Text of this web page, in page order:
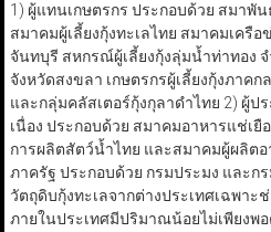
1) ผู้แทนเกษตรกร ประกอบด้วย สมาพัน
สมาคมผู้เลี้ยงกุ้งทะเลไทย สมาคมเครือ
จันทบุรี สหกรณ์ผู้เลี้ยงกุ้งลุ่มน้ำท่าทอง จ
จังหวัดสงขลา เกษตรกรผู้เลี้ยงกุ้งภาค
และกลุ่มคลัสเตอร์กุ้งกุลาดำไทย 2) ผู้ป
เนื่อง ประกอบด้วย สมาคมอาหารแช่เ
การผลิตสัตว์น้ำไทย และสมาคมผู้ผลิต
ภาครัฐ ประกอบด้วย กรมประมง และก
วัตถุดิบกุ้งทะเลจากต่างประเทศเฉพา
ภายในประเทศมีปริมาณน้อยไม่เพียงพ